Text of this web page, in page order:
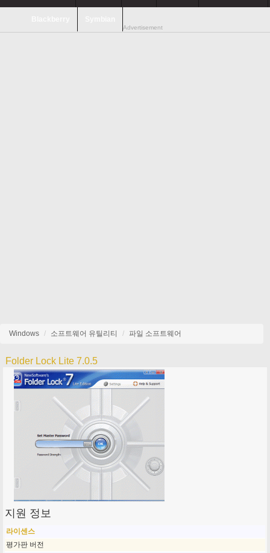
Advertisement
Windows 소프트웨어 유틸리티 파일 소프트웨어
Folder Lock Lite 7.0.5
지원 정보
라이센스
평가판 버전